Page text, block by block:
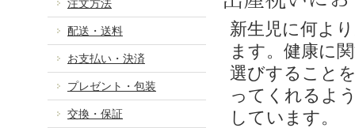
新生児に何よ
ます。健康に
選びすること
ってくれるよ
しています。
注文方法
配送・送料
お支払い・決済
プレゼント・包装
交換・保証